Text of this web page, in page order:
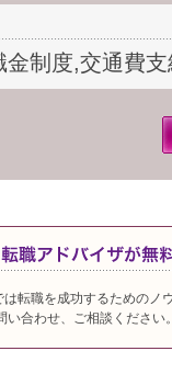
制度,交通費支
転職を成功するためのノ
い合わせ、ご相談ください